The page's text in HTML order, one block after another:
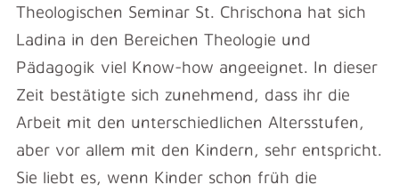
Theologischen Seminar St. Chrischona hat sich
Ladina in den Bereichen Theologie und
Pädagogik viel Know-how angeeignet. In dieser
Zeit bestätigte sich zunehmend, dass ihr die
Arbeit mit den unterschiedlichen Altersstufen,
aber vor allem mit den Kindern, sehr entspricht.
Sie liebt es, wenn Kinder schon früh die